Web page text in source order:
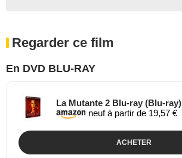
Regarder ce film
En DVD BLU-RAY
La Mutante 2 Blu-ray (Blu-ray)
neuf à partir de 19,57 €
ACHETER